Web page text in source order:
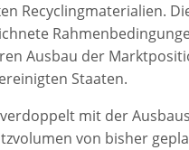
Recyclingmaterialien.
Ausbau der
Staaten.
mit der
von bisher